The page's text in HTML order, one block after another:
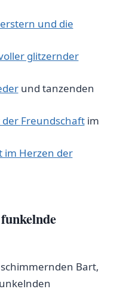
und die
glitzernder
und tanzenden
der Freundschaftim
im ⁣Herzen der
Bart,